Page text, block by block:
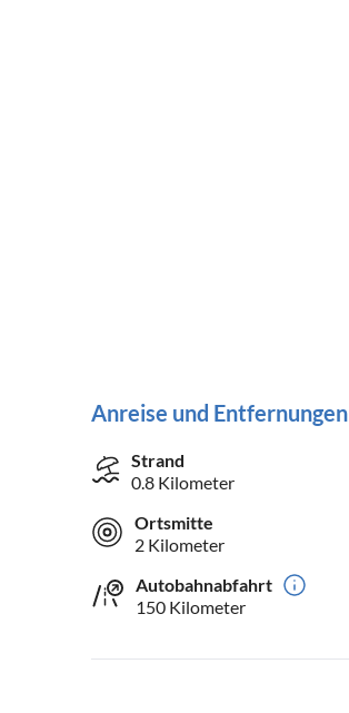
Anreise und Entfernungen
Strand
0.8 Kilometer
Ortsmitte
2 Kilometer
Autobahnabfahrt
150 Kilometer